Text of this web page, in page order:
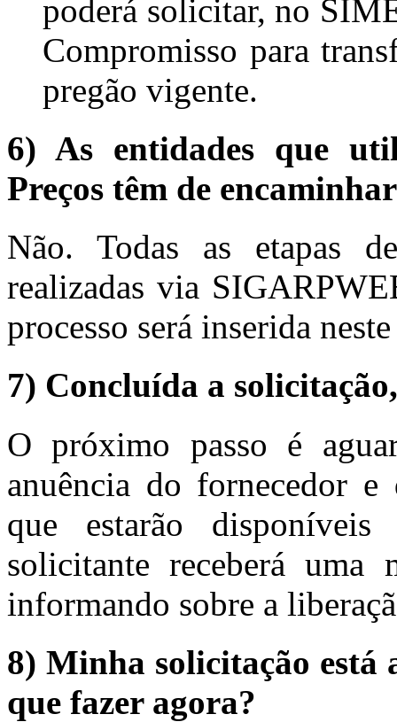
poderá solicitar, no
Compromisso para
pregão vigente.
6) As entidades que
Preços têm de
Não. Todas as etapas
realizadas via
processo será inserida
7) Concluída a
O próximo passo é
anuência do fornecedor e
que estarão
solicitante receberá uma
informando sobre a
8) Minha solicitação
que fazer agora?